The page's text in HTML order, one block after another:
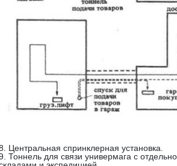
Центральная спринклерная установка.
Тоннель для связи универмага с